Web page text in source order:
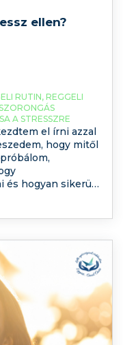
ellen?
RUTIN, REGGELI
A STRESSZRE
el írni azzal
hogy mitől
és hogyan sikerül.
ahogy